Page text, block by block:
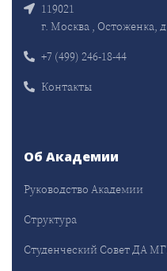
119021
г. Москва , Остоженка,
+7 (499) 246-18-44
Контакты
Об Академии
Руководство Академии
Структура
Студенческий Совет